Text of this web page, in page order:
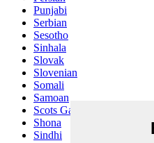
Punjabi
Serbian
Sesotho
Sinhala
Slovak
Slovenian
Somali
Samoan
Scots Gaelic
Shona
Sindhi